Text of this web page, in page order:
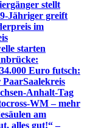
stellt
Jähriger greift
im
starten
34.000 Euro futsch:
PaarSaalekreis
Anhalt-Tag
WM – mehr
am
alles gut!“ –